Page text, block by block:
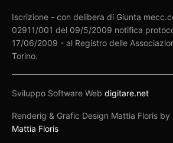
Iscrizione - con delibera di Giunta
02911/001 del 09/5/2009 notifica
17/06/2009 - al Registro delle
Torino.
Sviluppo Software Webdigitare.net
Renderig & Grafic Design Mattia Floris by
Mattia Floris